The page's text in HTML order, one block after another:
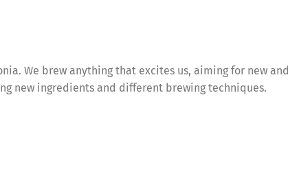
We brew anything that excites us, aiming for new and
new ingredients and different brewing techniques.